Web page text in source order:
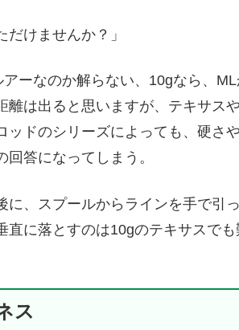
けませんか？」
ーなのか解らない、10gなら、ML
は出ると思いますが、テキサス
ッドのシリーズによっても、硬さ
答になってしまう。
、スプールからラインを手で引
に落とすのは10gのテキサスで
ス